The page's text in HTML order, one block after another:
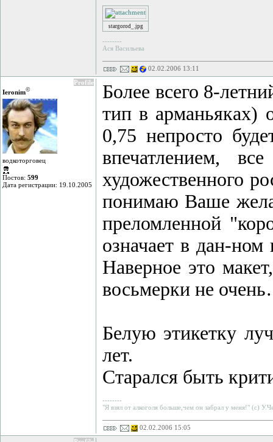
stargorod_.jpg
--------
Ася Васильева
02.02.2006 13:11
Profile
Ieronim©
водкоторговец
Постов: 599
Дата регистрации: 19.10.2005
Более всего 8-
тип в арманьяках)
0,75 непросто
впечатлением,
художественного
понимаю Ваше
преломленной
означает в дан-
Наверное это
восьмерки не
Бeлую этикетку
лет.
Старался быть
--------
"Я взял от алкоголя больше,чем он забрал у меня!" (с)
02.02.2006 15:05